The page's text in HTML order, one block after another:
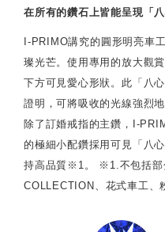
在所有的鑽石上皆能呈現「八
I-PRIMO講究的圓形明亮車
璨光芒。使用專用的放大觀
下方可見愛心形狀。此「八
證明，可將吸收的光線強烈
除了訂婚戒指的主鑽，I-
的極細小配鑽採用可見「八
持高品質※1。 ※1.不包括部
COLLECTION、花式車工、